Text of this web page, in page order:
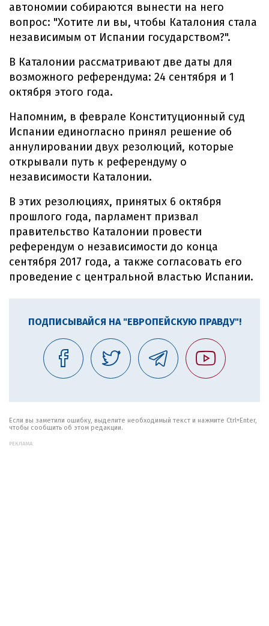
автономии собираются вынести на него
вопрос: "Хотите ли вы, чтобы Каталония стала
независимым от Испании государством?".
В Каталонии рассматривают две даты для
возможного референдума: 24 сентября и 1
октября этого года.
Напомним, в феврале Конституционный суд
Испании единогласно принял решение об
аннулировании двух резолюций, которые
открывали путь к референдуму о
независимости Каталонии.
В этих резолюциях, принятых 6 октября
прошлого года, парламент призвал
правительство Каталонии провести
референдум о независимости до конца
сентября 2017 года, а также согласовать его
проведение с центральной властью Испании.
ПОДПИСЫВАЙСЯ НА "ЕВРОПЕЙСКУЮ ПРАВДУ"!
Если вы заметили ошибку, выделите необходимый текст и нажмите Ctrl+Enter,
чтобы сообщить об этом редакции.
РЕКЛАМА: